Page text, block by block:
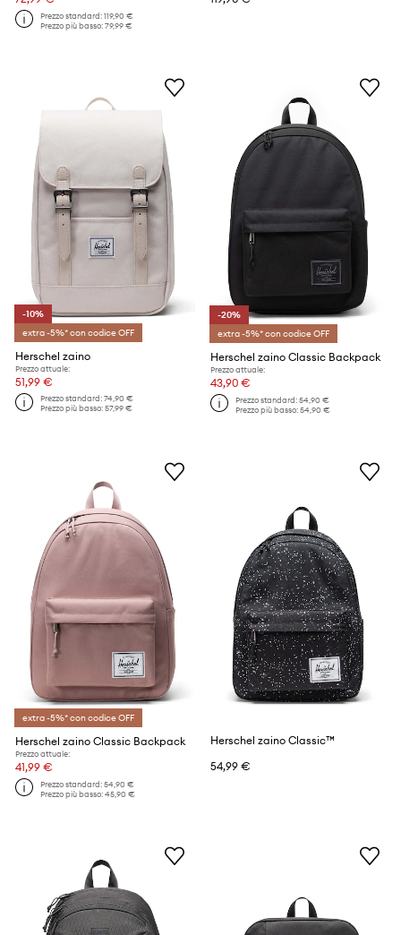
Prezzo standard:119,90 €
Prezzo più basso:79,99 €
-10%
extra -5%* con codice OFF
Herschel zaino
Prezzo attuale:
51,99 €
Prezzo standard:74,90 €
Prezzo più basso:57,99 €
-20%
extra -5%* con codice OFF
Herschel zaino Classic Backpack
Prezzo attuale:
43,90 €
Prezzo standard:54,90 €
Prezzo più basso:54,90 €
extra -5%* con codice OFF
Herschel zaino Classic Backpack
Prezzo attuale:
41,99 €
Prezzo standard:54,90 €
Prezzo più basso:45,90 €
Herschel zaino Classic™
54,99 €